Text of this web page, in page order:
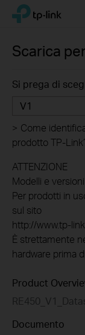
Click
navigation
TP-Link, Reliably
Scarica per
Si prega di
V1
> Come
prodotto TP-
ATTENZIONE
Modelli e
Per prodotti in
sul sito
http://www.tp-
È strettamente
hardware prima
Product
Documento